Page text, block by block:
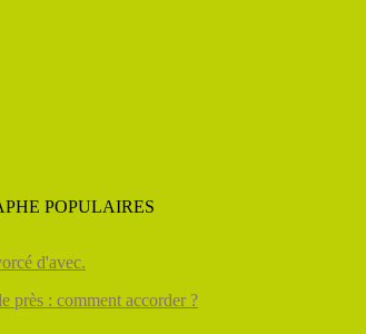
POPULAIRES
d'avec.
près : comment accorder ?